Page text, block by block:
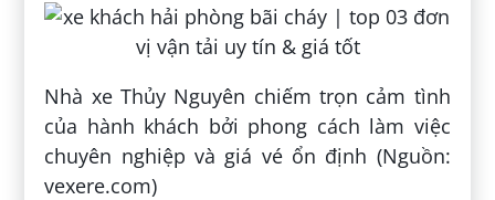
Nhà xe Thủy Nguyên chiếm trọn cảm tình
của hành khách bởi phong cách làm việc
chuyên nghiệp và giá vé ổn định (Nguồn:
vexere.com)